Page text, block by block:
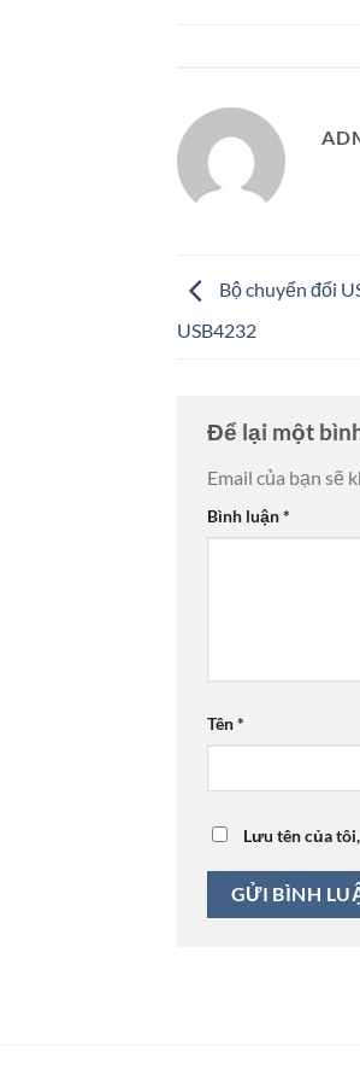
Bộ chuyển đổi
USB4232
Để lại một
Email của bạn sẽ
Bình luận*
Tên*
Lưu tên của